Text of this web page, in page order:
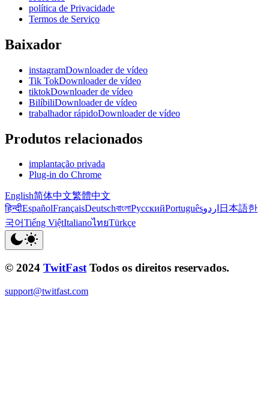
política de Privacidade
Termos de Serviço
Baixador
instagramDownloader de vídeo
Tik TokDownloader de vídeo
tiktokDownloader de vídeo
BilíbiliDownloader de vídeo
trabalhador rápidoDownloader de vídeo
Produtos relacionados
implantação privada
Plug-in do Chrome
English简体中文繁體中文
हिन्दीEspañolFrançaisDeutschবাংলাРусскийPortuguêsاردو 日本語한
국어Tiếng ViệtItalianoไทยTürkçe
© 2024 TwitFast Todos os direitos reservados.
support@twitfast.com